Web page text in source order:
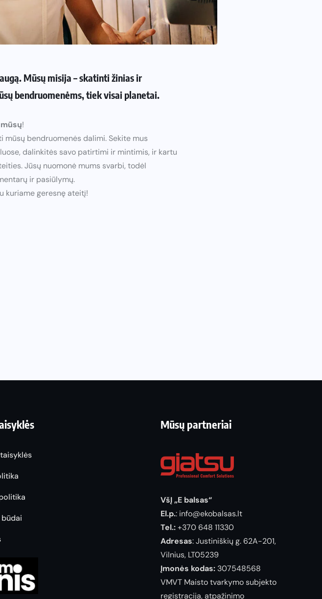
Mūsų misija – skatinti žinias ir
bendruomenėms, tiek visai planetai.
!
mūsų bendruomenės dalimi. Sekite mus
dalinkitės savo patirtimi ir mintimis, ir kartu
Jūsų nuomonė mums svarbi, todėl
ir pasiūlymų.
kuriame geresnę ateitį!
Mūsų partneriai
VšĮ „E balsas“
El.p.: info@ekobalsas.lt
Tel.:+370 648 11330
Adresas: Justiniškių g. 62A-201,
Vilnius, LT05239
Įmonės kodas: 307548568
VMVT Maisto tvarkymo subjekto
registracija, atpažinimo